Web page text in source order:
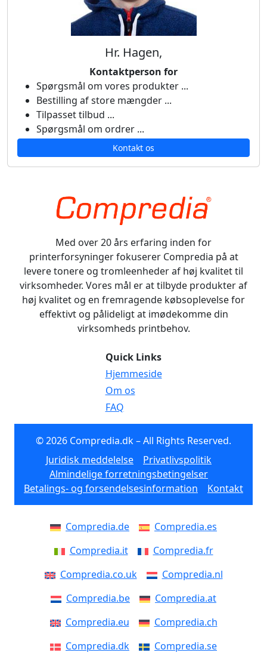
Hr. Hagen,
Kontaktperson for
Spørgsmål om vores produkter ...
Bestilling af store mængder ...
Tilpasset tilbud ...
Spørgsmål om ordrer ...
Kontakt os
Med over 20 års erfaring inden for
printerforsyninger fokuserer Compredia på at
levere tonere og tromleenheder af høj kvalitet til
virksomheder. Vores mål er at tilbyde produkter af
høj kvalitet og en fremragende købsoplevelse for
effektivt og pålideligt at imødekomme din
virksomheds printbehov.
Quick Links
Hjemmeside
Om os
FAQ
© 2026 Compredia.dk – All Rights Reserved.
Juridisk meddelelse
Privatlivspolitik
Almindelige forretningsbetingelser
Betalings- og forsendelsesinformation
Kontakt
Compredia.de
Compredia.es
Compredia.it
Compredia.fr
Compredia.co.uk
Compredia.nl
Compredia.be
Compredia.at
Compredia.eu
Compredia.ch
Compredia.dk
Compredia.se